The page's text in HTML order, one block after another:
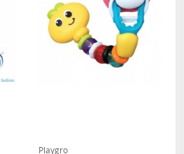
Playgro